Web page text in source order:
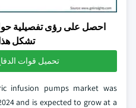
احصل على رؤى تفصيلية
تشكل
تحميل قوات
infusion pumps market was
and is expected to grow at a